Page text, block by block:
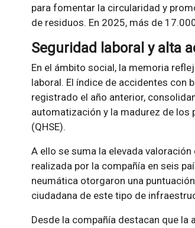
para fomentar la circularidad y
de residuos. En 2025, más de
Seguridad laboral y alta
En el ámbito social, la memoria
laboral. El índice de accidentes con
registrado el año anterior,
automatización y la madurez de los
(QHSE).
A ello se suma la elevada
realizada por la compañía en seis
neumática otorgaron una
ciudadana de este tipo de
Desde la compañía destacan que